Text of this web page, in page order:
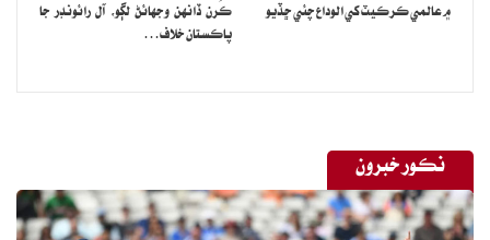
۾ عالمي ڪرڪيٽ کي الوداع چئي ڇڏيو
ڪُرن ڏانهن وجهائڻ لڳو، آل رائونڊر جا
پاڪستان خلاف…
نڪور خبرون